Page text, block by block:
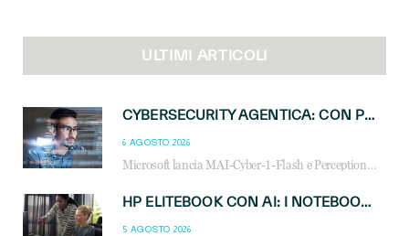
ULTIMI ARTICOLI
CYBERSECURITY AGENTICA: CON PERCEPTION E MAI-CYBER-1-FLASH MICROSOFT APRE NUOVI SERVIZI PER IL CANALE
6 AGOSTO 2026
Microsoft lancia MAI-Cyber-1-Flash e Perception: cybersecurity agentica in preview dal 3 novembre. Cosa cambia per MSP, system integrator e reseller.
HP ELITEBOOK CON AI: I NOTEBOOK BUSINESS INTELLIGENTI CHE TRASFORMANO PRODUTTIVITÀ, SICUREZZA E LAVORO IBRIDO
5 AGOSTO 2026